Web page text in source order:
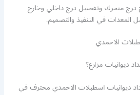
متحرك وتفصيل درج داخلي وخارج
المعدات في التنفيذ والتصميم.
الاحمدي
مزارع؟
ديوانيات اسطبلات الاحمدي محترف في